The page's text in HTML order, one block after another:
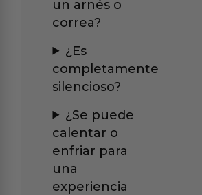
un arnés o
correa?
¿Es
completamente
silencioso?
¿Se puede
calentar o
enfriar para
una
experiencia